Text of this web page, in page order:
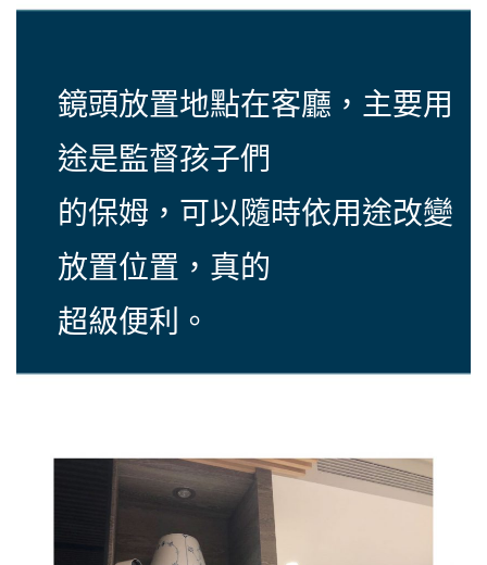
鏡頭放置地點在客廳，主要用
途是監督孩子們
的保姆，可以隨時依用途改變
放置位置，真的
超級便利。